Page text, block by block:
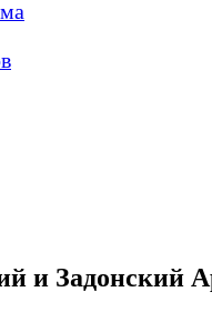
и Задонский